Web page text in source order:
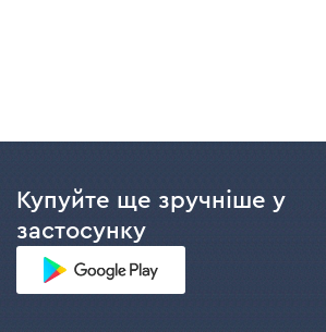
Купуйте ще зручніше у
застосунку